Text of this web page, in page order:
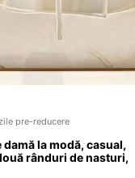
pre-reducere
la modă, casual,
rânduri de nasturi,